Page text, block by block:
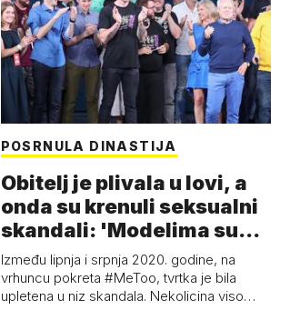
POSRNULA DINASTIJA
Obitelj je plivala u lovi, a
onda su krenuli seksualni
skandali: 'Modelima su
s…
Između lipnja i srpnja 2020. godine, na
vrhuncu pokreta #MeToo, tvrtka je bila
upletena u niz skandala. Nekolicina viso…